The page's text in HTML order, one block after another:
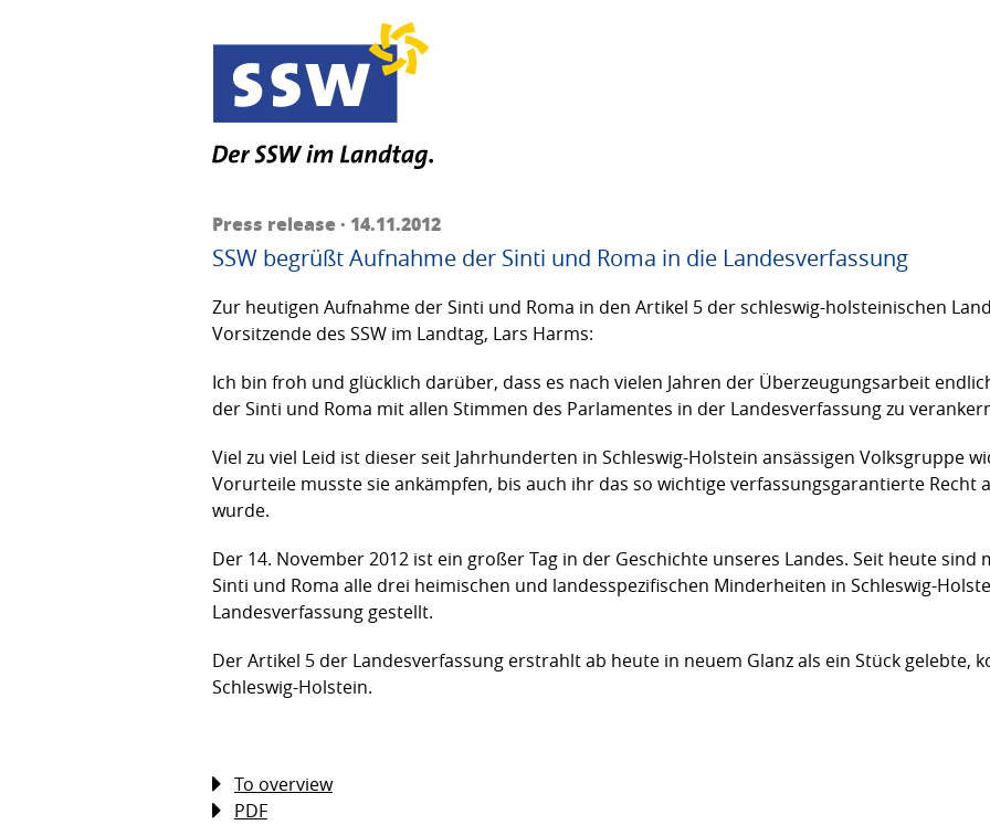
Press release · 14.11.2012
SSW begrüßt Aufnahme der Sinti und Roma in die Landesverfassung
Zur heutigen Aufnahme der Sinti und Roma in den Artikel 5 der schleswig-holsteinischen
Vorsitzende des SSW im Landtag, Lars Harms:
Ich bin froh und glücklich darüber, dass es nach vielen Jahren der Überzeugungsarbeit
der Sinti und Roma mit allen Stimmen des Parlamentes in der Landesverfassung zu
Viel zu viel Leid ist dieser seit Jahrhunderten in Schleswig-Holstein ansässigen Volksgruppe
Vorurteile musste sie ankämpfen, bis auch ihr das so wichtige verfassungsgarantierte Recht
wurde.
Der 14. November 2012 ist ein großer Tag in der Geschichte unseres Landes. Seit heute sind
Sinti und Roma alle drei heimischen und landesspezifischen Minderheiten in Schleswig-
Landesverfassung gestellt.
Der Artikel 5 der Landesverfassung erstrahlt ab heute in neuem Glanz als ein Stück gelebte,
Schleswig-Holstein.
To overview
PDF